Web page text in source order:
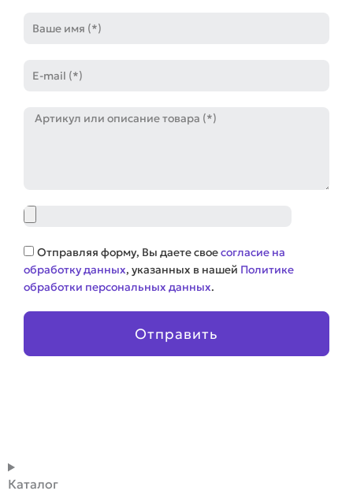
mail
Артикул
Файл
Соглашение
Отправляя форму, Вы даете своесогласие на
обработку данных, указанных в нашей Политике
обработки персональных данных.
Отправить
Каталог